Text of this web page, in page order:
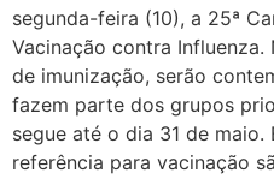
segunda-feira (10), a 25ª
Vacinação contra
de imunização, serão
fazem parte dos grupos
segue até o dia 31 de maio.
referência para vacinação